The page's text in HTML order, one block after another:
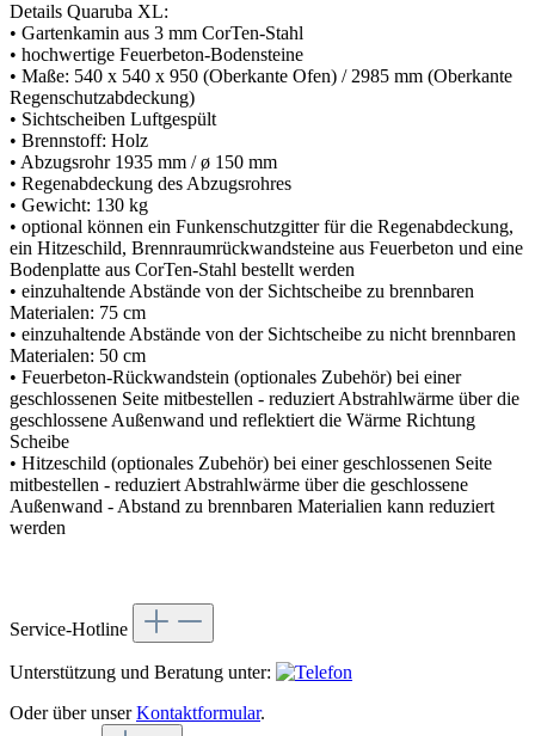
Details Quaruba XL:
• Gartenkamin aus 3 mm CorTen-Stahl
• hochwertige Feuerbeton-Bodensteine
• Maße: 540 x 540 x 950 (Oberkante Ofen) / 2985 mm (Oberkante
Regenschutzabdeckung)
• Sichtscheiben Luftgespült
• Brennstoff: Holz
• Abzugsrohr 1935 mm / ø 150 mm
• Regenabdeckung des Abzugsrohres
• Gewicht: 130 kg
• optional können ein Funkenschutzgitter für die Regenabdeckung,
ein Hitzeschild, Brennraumrückwandsteine aus Feuerbeton und eine
Bodenplatte aus CorTen-Stahl bestellt werden
• einzuhaltende Abstände von der Sichtscheibe zu brennbaren
Materialen: 75 cm
• einzuhaltende Abstände von der Sichtscheibe zu nicht brennbaren
Materialen: 50 cm
• Feuerbeton-Rückwandstein (optionales Zubehör) bei einer
geschlossenen Seite mitbestellen - reduziert Abstrahlwärme über die
geschlossene Außenwand und reflektiert die Wärme Richtung
Scheibe
• Hitzeschild (optionales Zubehör) bei einer geschlossenen Seite
mitbestellen - reduziert Abstrahlwärme über die geschlossene
Außenwand - Abstand zu brennbaren Materialien kann reduziert
werden
Service-Hotline
Unterstützung und Beratung unter:
Oder über unserKontaktformular.